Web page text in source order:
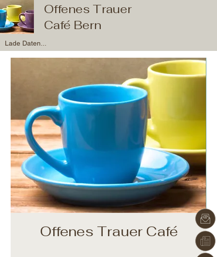
Lade Daten...
Offenes Trauer
Café Bern
Offenes Trauer Café